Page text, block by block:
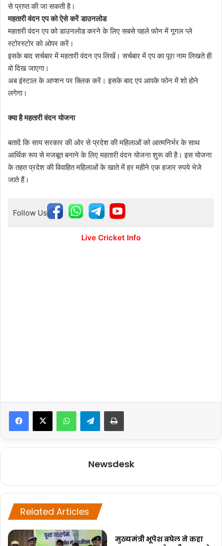
से प्राप्त की जा सकती है।
महतारी वंदन एप को ऐसे करें डाउनलोड
महतारी वंदन एप को डाउनलोड करने के लिए सबसे पहले फोन में गूगल प्‍ले
स्‍टोरस्‍टोर को ओपर करें।
इसके बाद सर्चबार में महतारी वंदन एप लिखें। सर्चबार में एप का पूरा नाम लिखते ही
वो दिख जाएगा।
अब इंस्‍टाल के आप्‍शन पर क्लिक करें। इसके बाद एप आपके फोन में शो होने
लगेगा।
क्‍या है महतारी वंदन योजना
बतादें कि साय सरकार की ओर से प्रदेश की महिलाओं को आत्मनिर्भर के साथ
आर्थिक रूप से मजबूत बनाने के लिए महतारी वंदन योजना शुरू की है। इस योजना
के तहत प्रदेश की विवाहित महिलाओं के खाते में हर महीने एक हजार रुपये भेजे
जाते हैं।
Follow Us
Live Cricket Info
Telegram
Newsdesk
Related Articles
मुख्यमंत्री भूपेश बघेल ने कहा